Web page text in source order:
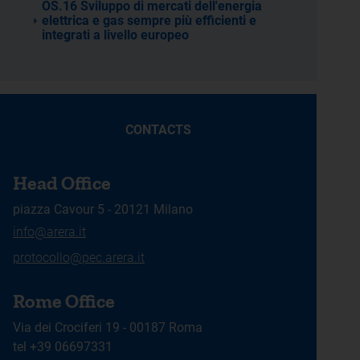
OS.16 Sviluppo di mercati dell'energia
elettrica e gas sempre più efficienti e
integrati a livello europeo
CONTACTS
Head Office
piazza Cavour 5 - 20121 Milano
info@arera.it
protocollo@pec.arera.it
Rome Office
Via dei Crociferi 19 - 00187 Roma
tel +39 06697331